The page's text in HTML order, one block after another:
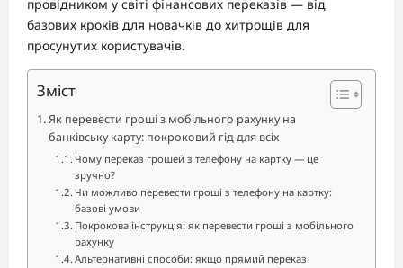
провідником у світі фінансових переказів — від
базових кроків для новачків до хитрощів для
просунутих користувачів.
Зміст
Як перевести гроші з мобільного рахунку на
банківську карту: покроковий гід для всіх
Чому переказ грошей з телефону на картку — це
зручно?
Чи можливо перевести гроші з телефону на картку:
базові умови
Покрокова інструкція: як перевести гроші з мобільного
рахунку
Альтернативні способи: якщо прямий переказ